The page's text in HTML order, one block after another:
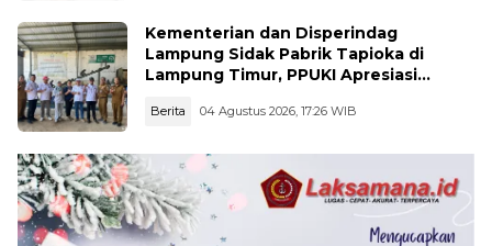
Kementerian dan Disperindag
Lampung Sidak Pabrik Tapioka di
Lampung Timur, PPUKI Apresiasi
Berita 04 Agustus 2026, 17:26 WIB